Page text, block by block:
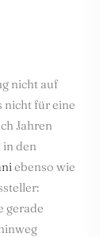
nicht auf
nicht für eine
Jahren
in den
ebenso wie
gerade